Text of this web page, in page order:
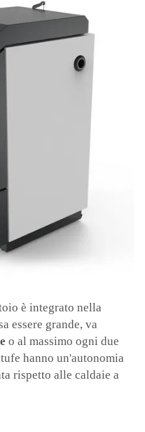
è integrato nella
essere grande, va
o al massimo ogni due
hanno un'autonomia
rispetto alle caldaie a